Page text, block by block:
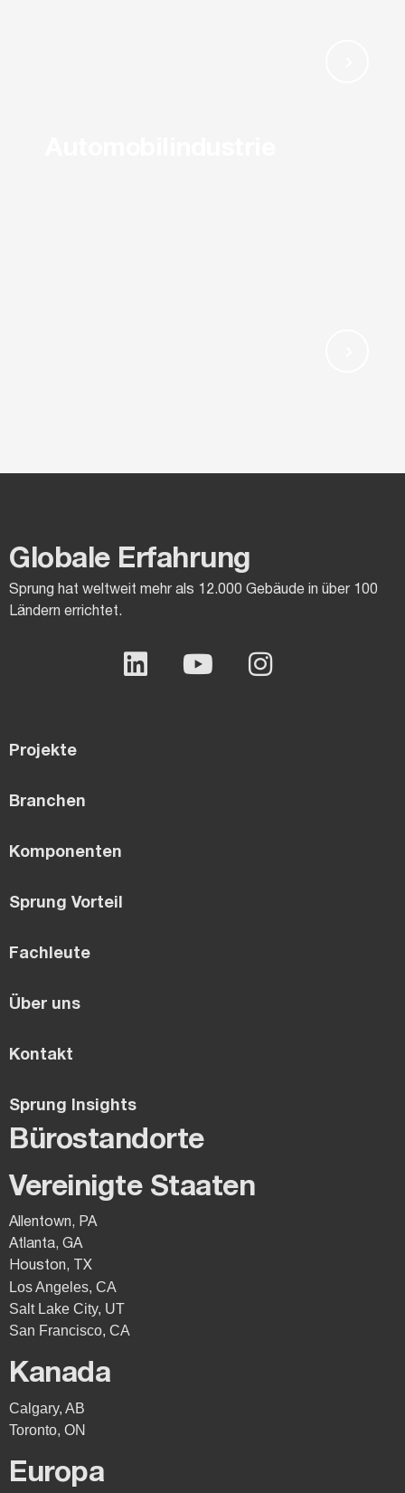
Globale Erfahrung
Sprung hat weltweit mehr als 12.000 Gebäude in über 100
Ländern errichtet.
Projekte
Branchen
Komponenten
Sprung Vorteil
Fachleute
Über uns
Kontakt
Sprung Insights
Bürostandorte
Vereinigte Staaten
Allentown, PA
Atlanta, GA
Houston, TX
Los Angeles, CA
Salt Lake City, UT
San Francisco, CA
Kanada
Calgary, AB
Toronto, ON
Europa